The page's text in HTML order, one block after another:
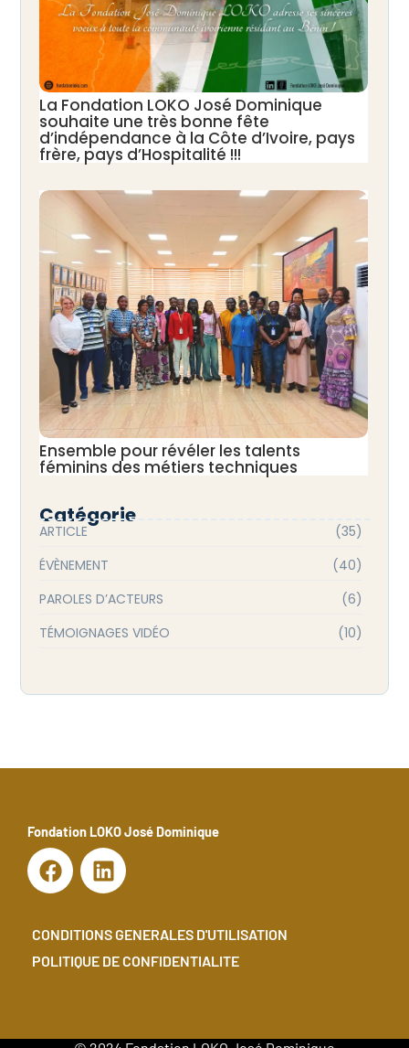
La Fondation LOKO José Dominique
souhaite une très bonne fête
d’indépendance à la Côte d’Ivoire, pays
frère, pays d’Hospitalité !!!
Ensemble pour révéler les talents
féminins des métiers techniques
Catégorie
ARTICLE
(35)
ÉVÈNEMENT
(40)
PAROLES D’ACTEURS
(6)
TÉMOIGNAGES VIDÉO
(10)
Fondation LOKO José Dominique
F
a
e
b
o
L
i
k
e
d
CONDITIONS GENERALES D'UTILISATION
POLITIQUE DE CONFIDENTIALITE